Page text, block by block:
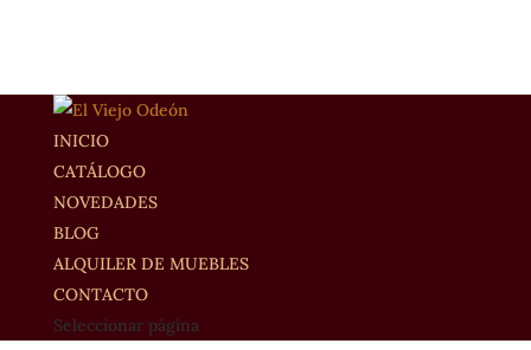
INICIO
CATÁLOGO
NOVEDADES
BLOG
ALQUILER DE MUEBLES
CONTACTO
Seleccionar página